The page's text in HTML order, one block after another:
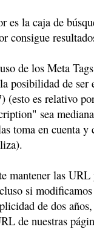
es la caja de
consigue
de los Meta
posibilidad de ser
(esto es relativo
sea
toma en cuenta y
mantener las
si
de dos
de nuestras